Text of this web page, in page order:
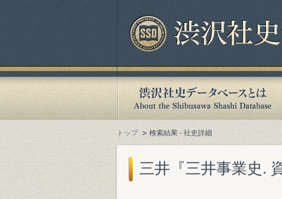
トップ 検索結果 - 社史詳細
三井『三井事業史.